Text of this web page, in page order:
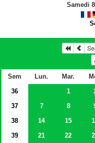
Samedi
Sem Lun. Mar.
36
1
37
7 8
38
14 15
39
21 22